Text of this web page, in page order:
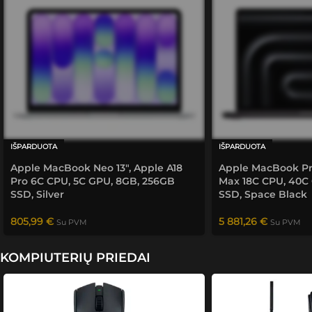
kuo
labiau
padėti.
"žaibiš
kai"
gavęs
aukšči
rezulta
tą.
Ateityj
bendra
usiu ir
savo
žmonė
ms.
Su „Blackwell“ ir dirbtiniu intelektu – daugiau nei
IŠPARDUOTA
Apple MacBook Neo 13″, Apple A18
Pro 6C CPU, 5C GPU, 8GB, 256GB
SSD, Silver
805,99 € Su PVM
IŠPARDUOTA
Apple MacBook
Max 18C CPU,
SSD, Space Black
5 881,26 € Su PVM
KOMPIUTERIŲ PRIEDAI